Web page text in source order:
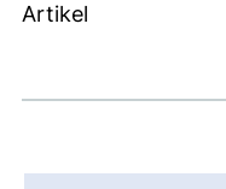
Artikel